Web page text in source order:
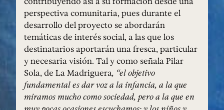
perspectiva comunitaria, pues durante el
desarrollo del proyecto se abordarán
temáticas de interés social, a las que los
destinatarios aportarán una fresca, particular
y necesaria visión. Tal y como señala Pilar
Sola, de La Madriguera, “el objetivo
fundamental es dar voz a la infancia, a la que
miramos mucho como sociedad, pero a la que en